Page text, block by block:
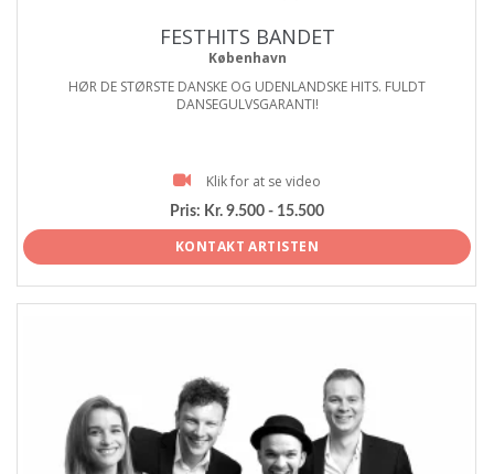
FESTHITS BANDET
København
HØR DE STØRSTE DANSKE OG UDENLANDSKE HITS. FULDT
DANSEGULVSGARANTI!
Klik for at se video
Pris: Kr. 9.500 - 15.500
KONTAKT ARTISTEN